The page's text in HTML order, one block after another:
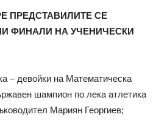
ПРЕДСТАВИЛИТЕ СЕ
ФИНАЛИ НА УЧЕНИЧЕСКИ
– девойки на Математическа
шампион по лека атлетика
Мариян Георгиев;